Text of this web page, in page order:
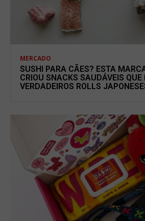
MERCADO
SUSHI PARA CÃES? ESTA
CRIOU SNACKS SAUDÁVEIS QUE
VERDADEIROS ROLLS